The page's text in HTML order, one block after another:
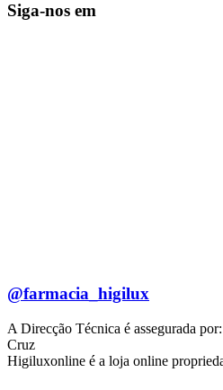
Siga-nos em
@farmacia_higilux
A Direcção Técnica é assegurada
Cruz
Higiluxonline é a loja online